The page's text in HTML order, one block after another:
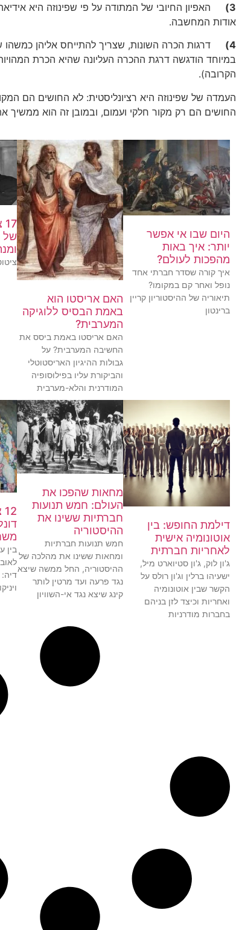
3)
האפיון החיובי של המתודה על פי שפינוזה היא
אודות המחשבה.
4)
דרגות הכרה השונות, שצריך להתייחס אליהן
במיוחד הודגשה דרגת ההכרה העליונה שהיא הכרת
הקרובה).
העמדה של שפינוזה היא רציונליסטית: לא החושים הם
החושים הם רק מקור חלקי ועמום, ובמובן זה הוא ממשיך
היום שבו אי אפשר
יותר: איך באות
מהפכות לעולם?
איך קורה שסדר חברתי אחד
נופל ואחר קם במקומו?
תיאוריה של ההיסטוריון קריין
ברינטון
האם אריסטו הוא
באמת הבסיס ללוגיקה
המערבית?
האם אריסטו באמת ביסס את
החשיבה המערבית? על
גבולות ההיגיון האריסטוטלי
והביקורת עליו בפילוסופיה
המודרנית והלא-מערבית
של
דילמת החופש: בין
אוטונומיה אישית
לאחריות חברתית
ג'ון לוק, ג'ון סטיוארט מיל,
ישעיהו ברלין וג'ון רולס על
הקשר שבין אוטונומיה
ואחריות וכיצד לזן בניהם
בחברות מודרניות
מחאות שהפכו את
העולם: חמש תנועות
חברתיות ששינו את
ההיסטוריה
חמש תנועות חברתיות
ומחאות ששינו את מהלכה של
ההיסטוריה, החל ממשה שיצא
נגד פרעה ועד מרטין לותר
קינג שיצא נגד אי-השוויון
בין
דיה: